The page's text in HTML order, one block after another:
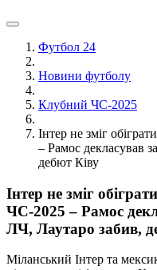
Футбол 24
Новини футболу
Клубний ЧС-2025
Інтер не зміг
– Рамос декласував
дебют Ківу
Інтер не зміг
ЧС-2025 – Рамос
ЛЧ, Лаутаро забив,
Міланський Інтер та